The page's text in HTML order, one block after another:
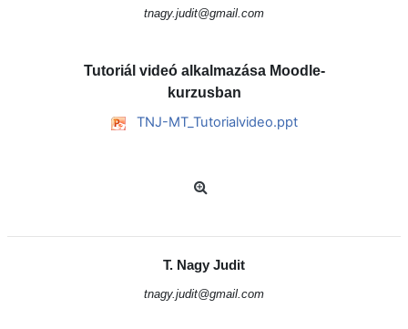
tnagy.judit@gmail.com
Tutoriál videó alkalmazása Moodle-
kurzusban
TNJ-MT_Tutorialvideo.ppt
T. Nagy Judit
tnagy.judit@gmail.com